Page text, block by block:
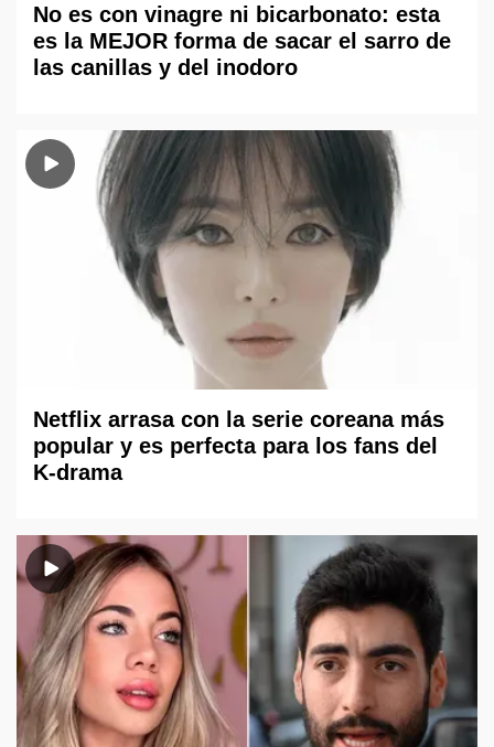
No es con vinagre ni bicarbonato: esta
es la MEJOR forma de sacar el sarro de
las canillas y del inodoro
Netflix arrasa con la serie coreana más
popular y es perfecta para los fans del
K-drama